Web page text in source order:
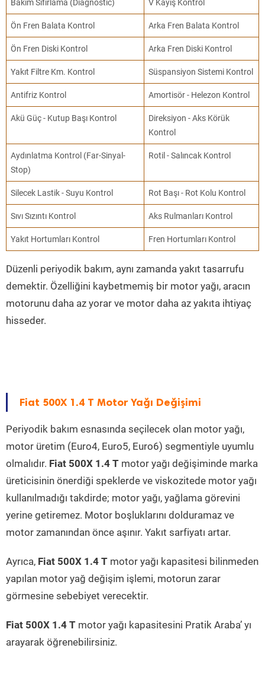
Bakım Sıfırlama (Diagnostic) V Kayış Kontrol
Ön Fren Balata Kontrol Arka Fren Balata Kontrol
Ön Fren Diski Kontrol Arka Fren Diski Kontrol
Yakıt Filtre Km. Kontrol Süspansiyon Sistemi Kontrol
Antifriz Kontrol Amortisör - Helezon Kontrol
Akü Güç - Kutup Başı Kontrol
Direksiyon - Aks Körük
Kontrol
Aydınlatma Kontrol (Far-Sinyal-
Stop)
Rotil - Salıncak Kontrol
Silecek Lastik - Suyu Kontrol Rot Başı - Rot Kolu Kontrol
Sıvı Sızıntı Kontrol Aks Rulmanları Kontrol
Yakıt Hortumları Kontrol Fren Hortumları Kontrol
Düzenli periyodik bakım, aynı zamanda yakıt tasarrufu
demektir. Özelliğini kaybetmemiş bir motor yağı, aracın
motorunu daha az yorar ve motor daha az yakıta ihtiyaç
hisseder.
Fiat 500X 1.4 T Motor Yağı Değişimi
Periyodik bakım esnasında seçilecek olan motor yağı,
motor üretim (Euro4, Euro5, Euro6) segmentiyle uyumlu
olmalıdır. Fiat 500X 1.4 T motor yağı değişiminde marka
üreticisinin önerdiği speklerde ve viskozitede motor yağı
kullanılmadığı takdirde; motor yağı, yağlama görevini
yerine getiremez. Motor boşluklarını dolduramaz ve
motor zamanından önce aşınır. Yakıt sarfiyatı artar.
Ayrıca, Fiat 500X 1.4 T motor yağı kapasitesi bilinmeden
yapılan motor yağ değişim işlemi, motorun zarar
görmesine sebebiyet verecektir.
Fiat 500X 1.4 T motor yağı kapasitesini Pratik Araba’ yı
arayarak öğrenebilirsiniz.